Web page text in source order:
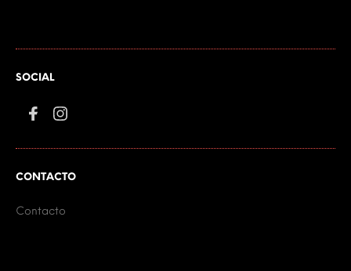
SOCIAL
CONTACTO
Contacto